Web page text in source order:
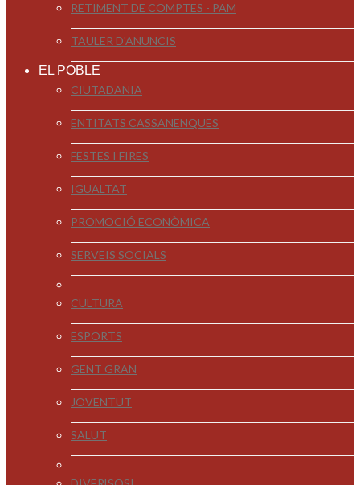
RETIMENT DE COMPTES - PAM
TAULER D'ANUNCIS
EL POBLE
CIUTADANIA
ENTITATS CASSANENQUES
FESTES I FIRES
IGUALTAT
PROMOCIÓ ECONÒMICA
SERVEIS SOCIALS
CULTURA
ESPORTS
GENT GRAN
JOVENTUT
SALUT